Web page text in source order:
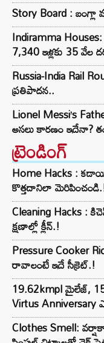
Story Board :
Indiramma
7,340 ఇళ్లకు 35 వేల
Russia-India Rail
ప్రతిపాదన..
Lionel Messi’s
అసలు కారణం ఇదేనా?
ట్రెండింగ్‌
Home Hacks :
కొత్తదానిలా
Cleaning Hacks :
క్షణాల్లో క్లీన్.!
Pressure Cooker
రావాలంటే ఇదే సీక్రెట్.!
19.62kmpl మైలేజ్,
Virtus Anniversary
Clothes Smell: